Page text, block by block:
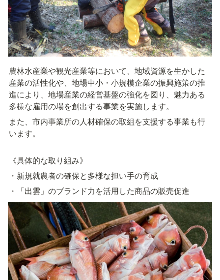
農林水産業や観光産業等において、地域資源を生かした
産業の活性化や、地場中小・小規模企業の振興施策の推
進により、地場産業の経営基盤の強化を図り、魅力ある
多様な雇用の場を創出する事業を実施します。
また、市内事業所の人材確保の取組を支援する事業も行
います。
《具体的な取り組み》
・新規就農者の確保と多様な担い手の育成
・「出雲」のブランド力を活用した商品の販売促進